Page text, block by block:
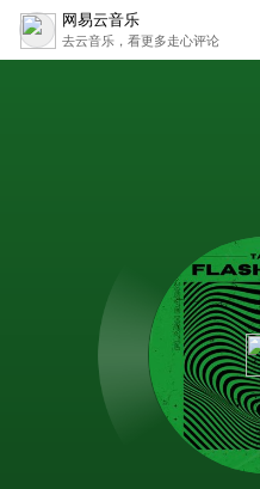
网易云音乐
去云音乐，看更多走心评论